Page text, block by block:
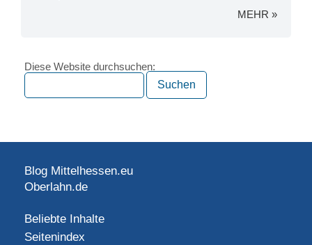
MEHR »
Diese Website durchsuchen:
Blog Mittelhessen.eu
Oberlahn.de
Beliebte Inhalte
Seitenindex